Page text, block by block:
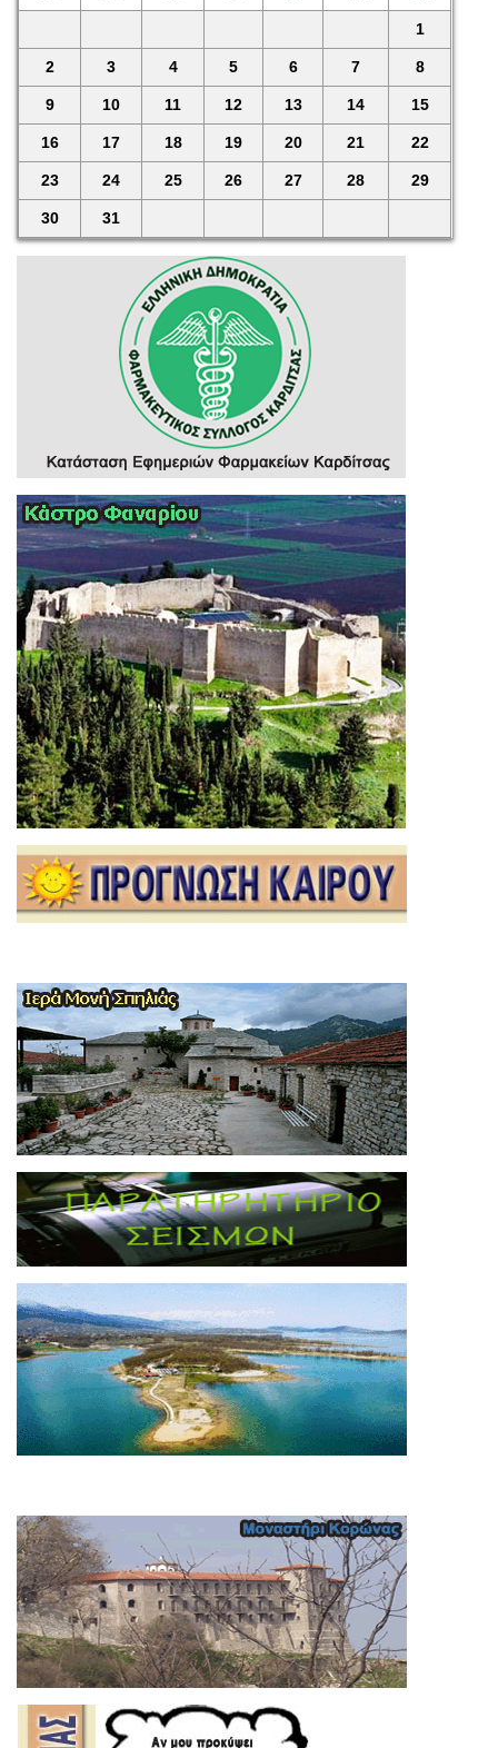
1
2 3 4 5 6 7 8
9 10 11 12 13 14 15
16 17 18 19 20 21 22
23 24 25 26 27 28 29
30 31